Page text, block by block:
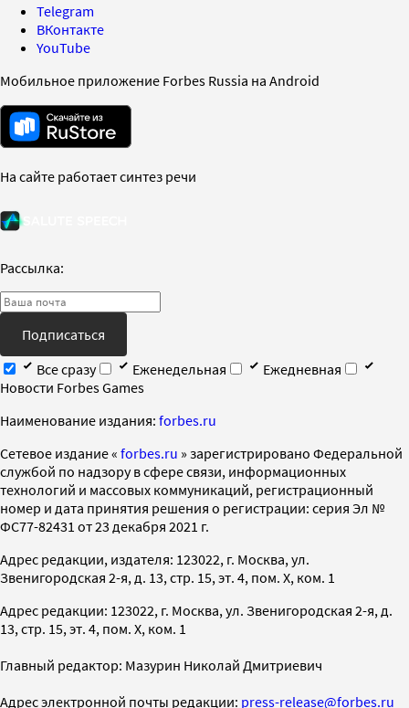
Telegram
ВКонтакте
YouTube
Мобильное приложение Forbes Russia на Android
На сайте работает синтез речи
Рассылка:
Подписаться
Все сразу
Еженедельная
Ежедневная
Новости Forbes Games
Наименование издания: forbes.ru
Cетевое издание « forbes.ru » зарегистрировано Федеральной
службой по надзору в сфере связи, информационных
технологий и массовых коммуникаций, регистрационный
номер и дата принятия решения о регистрации: серия Эл №
ФС77-82431 от 23 декабря 2021 г.
Адрес редакции, издателя: 123022, г. Москва, ул.
Звенигородская 2-я, д. 13, стр. 15, эт. 4, пом. X, ком. 1
Адрес редакции: 123022, г. Москва, ул. Звенигородская 2-я, д.
13, стр. 15, эт. 4, пом. X, ком. 1
Главный редактор: Мазурин Николай Дмитриевич
Адрес электронной почты редакции: press-release@forbes.ru